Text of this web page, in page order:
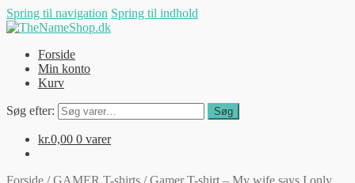
Spring til navigation Spring til indhold
Forside
Min konto
Kurv
Søg efter: Søg
kr.0,00 0 varer
Forside /GAMER T-shirts /Gamer T-shirt – My wife says I only